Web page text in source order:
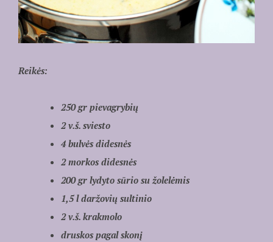
Reikės:
250 gr pievagrybių
2 v.š. sviesto
4 bulvės didesnės
2 morkos didesnės
200 gr lydyto sūrio su žolelėmis
1,5 l daržovių sultinio
2 v.š. krakmolo
druskos pagal skonį